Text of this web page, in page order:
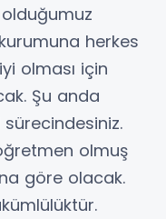
herkes
olması için
Şu anda
olmuş
göre olacak.